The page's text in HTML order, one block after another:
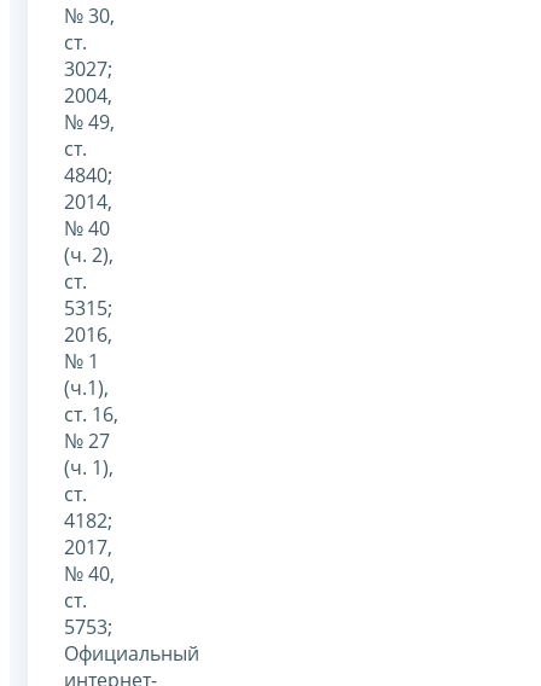
№ 30,
ст.
3027;
2004,
№ 49,
ст.
4840;
2014,
№ 40
(ч. 2),
ст.
5315;
2016,
№ 1
(ч.1),
ст. 16,
№ 27
(ч. 1),
ст.
4182;
2017,
№ 40,
ст.
5753;
Официальный
интернет-